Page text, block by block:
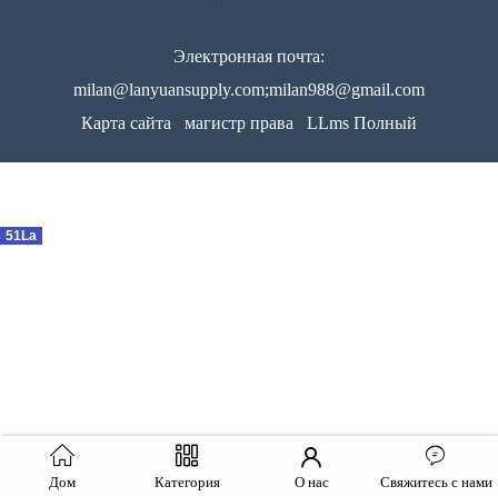
Электронная почта:
milan@lanyuansupply.com;milan988@gmail.com
Карта сайта
магистр права LLms Полный
51La
Дом Категория О нас Свяжитесь с нами